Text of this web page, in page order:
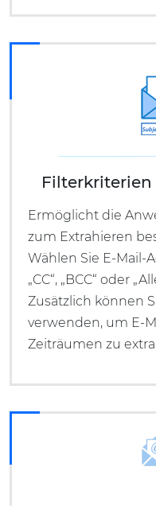
Filterkriterien
Ermöglicht die
zum Extrahieren
Wählen Sie E-Mail-
„CC“, „BCC“ oder
Zusätzlich können
verwenden, um E-
Zeiträumen zu